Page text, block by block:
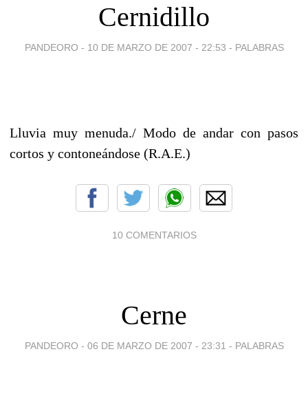
Cernidillo
PANDEORO - 10 DE MARZO DE 2007 - 22:53 - PALABRAS
Lluvia muy menuda./ Modo de andar con pasos
cortos y contoneándose (R.A.E.)
10 COMENTARIOS
Cerne
PANDEORO - 06 DE MARZO DE 2007 - 23:31 - PALABRAS